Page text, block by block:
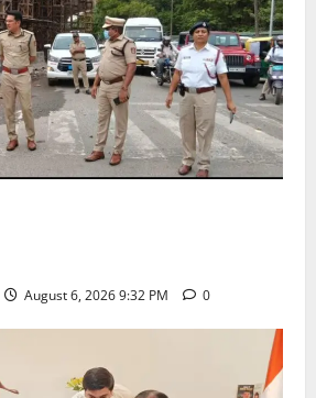
August 6, 2026 9:32 PM 0